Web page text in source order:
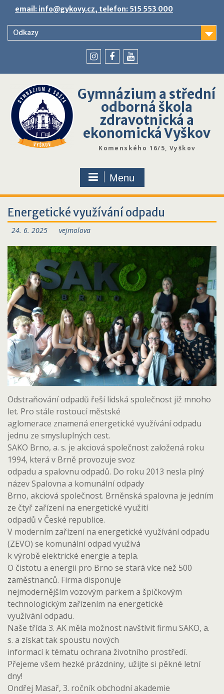
content
email: info@gykovy.cz, telefon: 515 553 000
Odkazy
Gymnázium a střední
odborná škola
zdravotnická a
ekonomická Vyškov
Komenského 16/5, Vyškov
Menu
Energetické využívání odpadu
24. 6. 2025 vejmolova
Odstraňování odpadů řeší lidská společnost již mnoho
let. Pro stále rostoucí městské
aglomerace znamená energetické využívání odpadu
jednu ze smysluplných cest.
SAKO Brno, a. s. je akciová společnost založená roku
1994, která v Brně provozuje svoz
odpadu a spalovnu odpadů. Do roku 2013 nesla plný
název Spalovna a komunální odpady
Brno, akciová společnost. Brněnská spalovna je jedním
ze čtyř zařízení na energetické využití
odpadů v České republice.
V moderním zařízení na energetické využívání odpadu
(ZEVO) se komunální odpad využívá
k výrobě elektrické energie a tepla.
O čistotu a energii pro Brno se stará více než 500
zaměstnanců. Firma disponuje
nejmodernějším vozovým parkem a špičkovým
technologickým zařízením na energetické
využívání odpadu.
Naše třída 3. AK měla možnost navštívit firmu SAKO, a.
s. a získat tak spoustu nových
informací k tématu ochrana životního prostředí.
Přejeme všem hezké prázdniny, užijte si pěkné letní
dny!
Ondřej Masař, 3. ročník obchodní akademie